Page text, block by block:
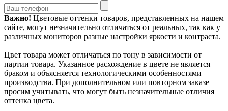
Важно! Цветовые оттенки товаров, представленных на нашем
сайте, могут незначительно отличаться от реальных, так как у
различных мониторов разные настройки яркости и контраста.
Цвет товара может отличаться по тону в зависимости от
партии товара. Указанное расхождение в цвете не является
браком и объясняется технологическими особенностями
производства. При дополнительном или повторном заказе
просим учитывать, что могут быть незначительные отличия
оттенка цвета.